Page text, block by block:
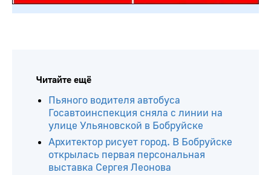
Читайте ещё
Пьяного водителя автобуса
Госавтоинспекция сняла с линии на
улице Ульяновской в Бобруйске
Архитектор рисует город. В Бобруйске
открылась первая персональная
выставка Сергея Леонова